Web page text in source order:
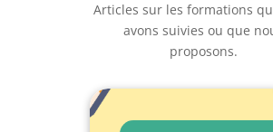
Articles sur les formations
avons suivies ou que
proposons.